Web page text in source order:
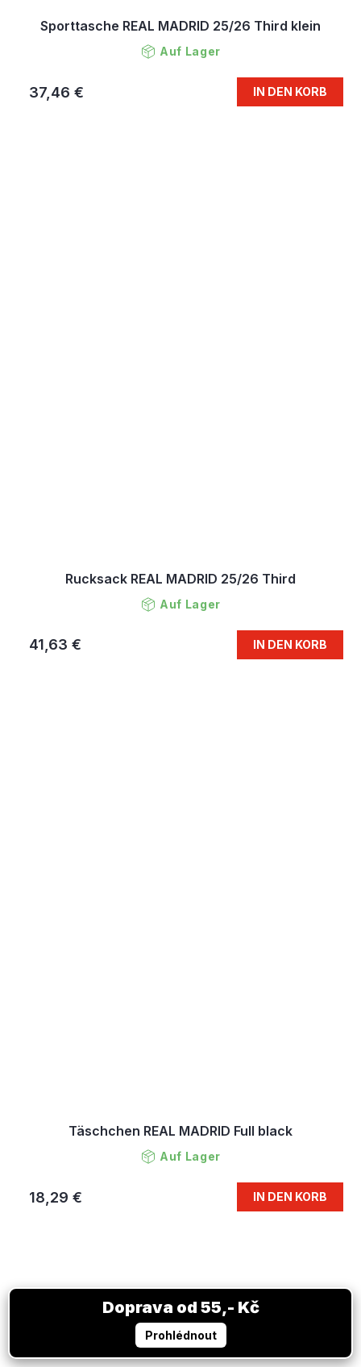
Sporttasche REAL MADRID 25/26 Third klein
Auf Lager
37,46 € IN DEN KORB
Rucksack REAL MADRID 25/26 Third
Auf Lager
41,63 € IN DEN KORB
Täschchen REAL MADRID Full black
Auf Lager
18,29 € IN DEN KORB